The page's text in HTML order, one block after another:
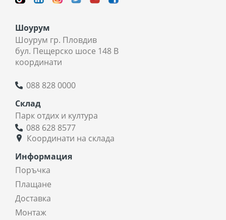
Шоурум
Шоурум гр. Пловдив
бул. Пещерско шосе 148 В
координати
088 828 0000
Склад
Парк отдих и култура
088 628 8577
Координати на склада
Информация
Поръчка
Плащане
Доставка
Монтаж